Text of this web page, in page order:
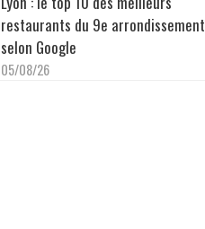
restaurants du 9e arrondissement
selon Google
05/08/26